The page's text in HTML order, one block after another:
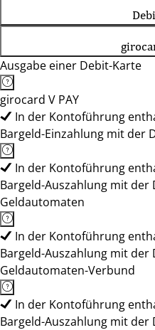
Ausgabe einer Debit-Karte
girocard V PAY
In der Kontoführung
Bargeld-Einzahlung mit der
In der Kontoführung
Bargeld-Auszahlung mit der
Geldautomaten
In der Kontoführung
Bargeld-Auszahlung mit der
Geldautomaten-Verbund
In der Kontoführung
Bargeld-Auszahlung mit